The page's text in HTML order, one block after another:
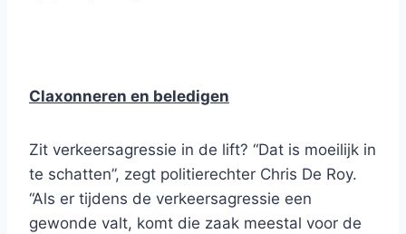
Claxonneren en beledigen
Zit verkeersagressie in de lift? “Dat is moeilijk in
te schatten”, zegt politierechter Chris De Roy.
“Als er tijdens de verkeersagressie een
gewonde valt, komt die zaak meestal voor de